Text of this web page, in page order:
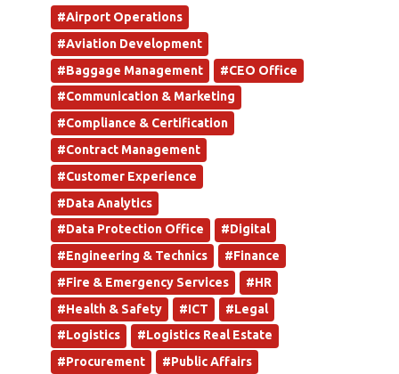
#Airport Operations
#Aviation Development
#Baggage Management
#CEO Office
#Communication & Marketing
#Compliance & Certification
#Contract Management
#Customer Experience
#Data Analytics
#Data Protection Office
#Digital
#Engineering & Technics
#Finance
#Fire & Emergency Services
#HR
#Health & Safety
#ICT
#Legal
#Logistics
#Logistics Real Estate
#Procurement
#Public Affairs